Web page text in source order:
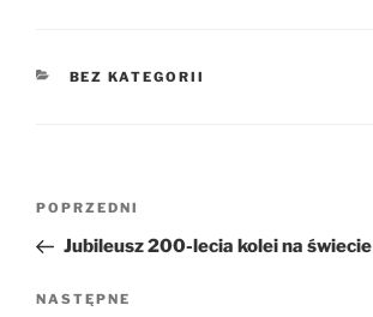
KATEGORIE
BEZ KATEGORII
Nawigacja
Poprzedni
wpis
POPRZEDNI
Jubileusz 200-lecia kolei na świecie
Następny
NASTĘPNE